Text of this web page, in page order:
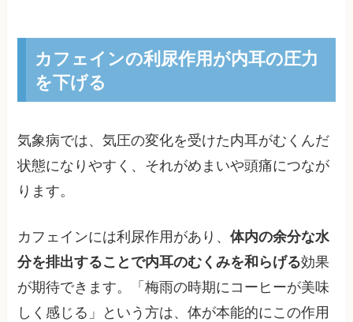
カフェインの利尿作用が内耳の圧力
を下げる
気象病では、気圧の変化を受けた内耳がむくんだ
状態になりやすく、それがめまいや頭痛につなが
ります。
カフェインには利尿作用があり、体内の余分な水
分を排出することで内耳のむくみを和らげる効果
が期待できます。「梅雨の時期にコーヒーが美味
しく感じる」という方は、体が本能的にこの作用